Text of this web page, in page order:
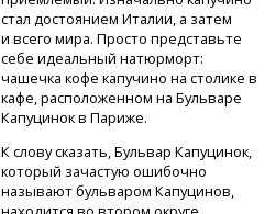
стал достоянием Италии, а затем
и всего мира. Просто представьте
себе идеальный натюрморт:
чашечка кофе капучино на столике в
кафе, расположенном на Бульваре
Капуцинок в Париже.
К слову сказать, Бульвар Капуцинок,
который зачастую ошибочно
называют бульваром Капуцинов,